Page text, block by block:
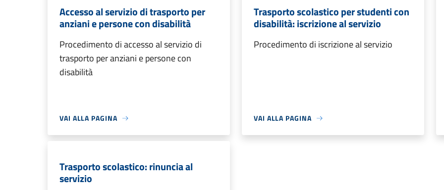
Accesso al servizio di trasporto per
anziani e persone con disabilità
Procedimento di accesso al servizio di
trasporto per anziani e persone con
disabilità
VAI ALLA PAGINA
Trasporto scolastico per studenti con
disabilità: iscrizione al servizio
Procedimento di iscrizione al servizio
VAI ALLA PAGINA
Trasporto scolastico: rinuncia al
servizio